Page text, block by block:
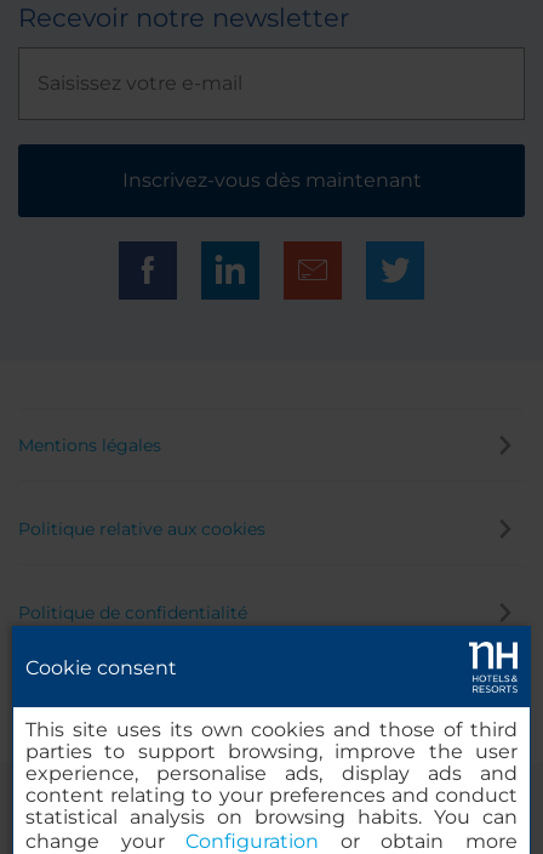
Recevoir notre newsletter
Inscrivez-vous dès maintenant
Mentions légales
Politique relative aux cookies
Politique de confidentialité
Cookie consent
This site uses its own cookies and those of third
parties to support browsing, improve the user
experience, personalise ads, display ads and
content relating to your preferences and conduct
statistical analysis on browsing habits. You can
change yourConfiguration or obtain more